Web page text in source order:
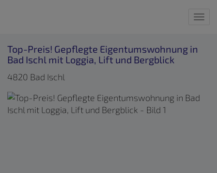
Top-Preis! Gepflegte Eigentumswohnung in
Bad Ischl mit Loggia, Lift und Bergblick
4820 Bad Ischl